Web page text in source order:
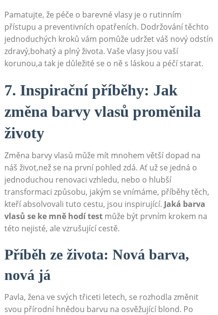
Pamatujte, že péče​ o ​barevné⁣ vlasy⁤ je o rutinním
přístupu⁢ a⁤ preventivních ‌opatřeních. Dodržování těchto
jednoduchých kroků ​vám pomůže⁢ udržet ⁤váš​ nový odstín
zdravý,bohatý a plný života.⁢ Vaše vlasy ​jsou vaší
korunou,a tak je ⁤důležité se o ně ‌s láskou a péčí starat.
7. Inspirační příběhy: Jak
změna barvy​ vlasů proměnila
životy
Změna ⁢barvy vlasů‌ může mít mnohem větší dopad ⁢na
náš život,než se⁤ na první pohled zdá. Ať ⁢už ⁣se jedná o
⁢jednoduchou renovaci vzhledu, nebo o hlubší
⁢transformaci způsobu, jakým se vnímáme, ‍příběhy těch,⁣
kteří absolvovali ⁤tuto⁣ cestu,⁤ jsou inspirující. Jaká barva
vlasů se⁣ ke ‍mně hodí test‌může být prvním ⁣krokem na
této nejisté, ale vzrušující cestě.
Příběh ze života:⁣ Nová barva,
nová já
Pavla, žena ve svých třiceti letech, se rozhodla změnit
svou přírodní hnědou barvu⁢ na osvěžující blond. Po